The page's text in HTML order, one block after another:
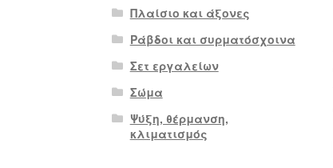
Πλαίσιο και άξονες
Ράβδοι και συρματόσχοινα
Σετ εργαλείων
Σώμα
Ψύξη, θέρμανση,
κλιματισμός